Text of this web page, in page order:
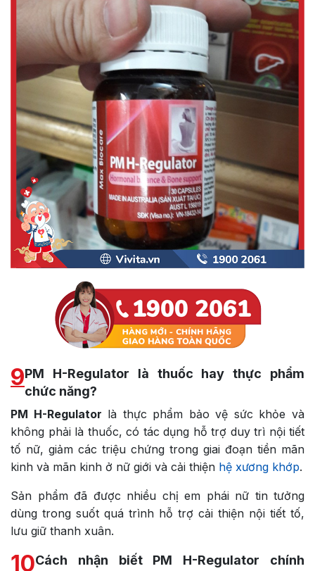
9PM H-Regulator là thuốc hay thực phẩm
chức năng?
PM H-Regulator là thực phẩm bảo vệ sức khỏe và
không phải là thuốc, có tác dụng hỗ trợ duy trì nội tiết
tố nữ, giảm các triệu chứng trong giai đoạn tiền mãn
kinh và mãn kinh ở nữ giới và cải thiện hệ xương khớp.
Sản phẩm đã được nhiều chị em phái nữ tin tưởng
dùng trong suốt quá trình hỗ trợ cải thiện nội tiết tố,
lưu giữ thanh xuân.
10Cách nhận biết PM H-Regulator chính